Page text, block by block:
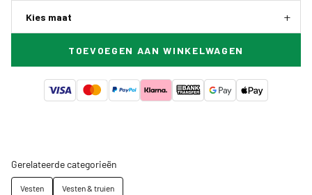
Kies maat
TOEVOEGEN AAN WINKELWAGEN
Gerelateerde categorieën
Vesten Vesten & truien